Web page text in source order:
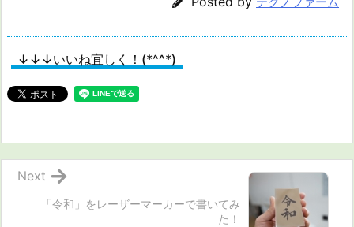
↓↓↓いいね宜しく！(*^^*)
「令和」をレーザーマーカーで書いてみ
た！
Next